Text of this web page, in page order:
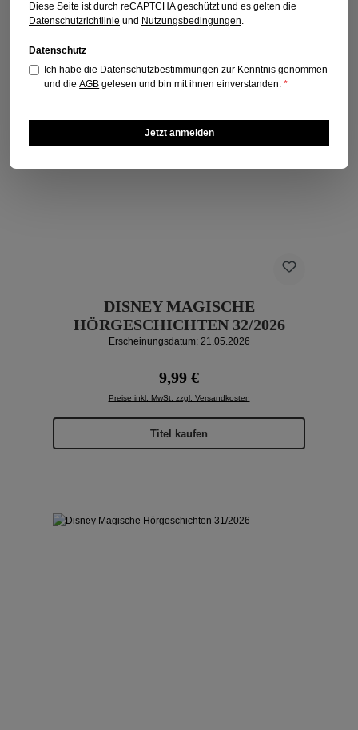
DISNEY MAGISCHE
HÖRGESCHICHTEN 32/2026
Erscheinungsdatum: 21.05.2026
Regulärer Preis:
9,99 €
Preise inkl. MwSt. zzgl. Versandkosten
Titel kaufen
Diese Seite ist durch reCAPTCHA geschützt und es gelten die
Datenschutzrichtlinie und Nutzungsbedingungen
Datenschutz
Ich habe die Datenschutzbestimmungen zur Kenntnis genommen
und dieAGB gelesen und bin mit ihnen einverstanden.*
Jetzt anmelden